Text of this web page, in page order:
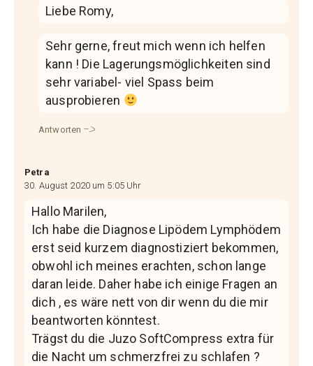
Liebe Romy,
Sehr gerne, freut mich wenn ich helfen
kann ! Die Lagerungsmöglichkeiten sind
sehr variabel- viel Spass beim
ausprobieren
Antworten
Petra
30. August 2020 um 5:05 Uhr
Hallo Marilen,
Ich habe die Diagnose Lipödem Lymphödem
erst seid kurzem diagnostiziert bekommen,
obwohl ich meines erachten, schon lange
daran leide. Daher habe ich einige Fragen an
dich , es wäre nett von dir wenn du die mir
beantworten könntest.
Trägst du die Juzo SoftCompress extra für
die Nacht um schmerzfrei zu schlafen ?